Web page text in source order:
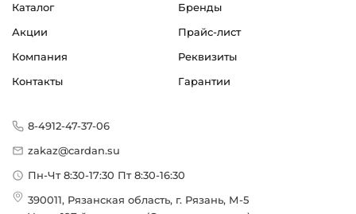
Каталог
Бренды
Акции
Прайс-лист
Компания
Реквизиты
Контакты
Гарантии
8-4912-47-37-06
zakaz@cardan.su
Пн-Чт 8:30-17:30 Пт 8:30-16:30
390011, Рязанская область, г. Рязань, М-5